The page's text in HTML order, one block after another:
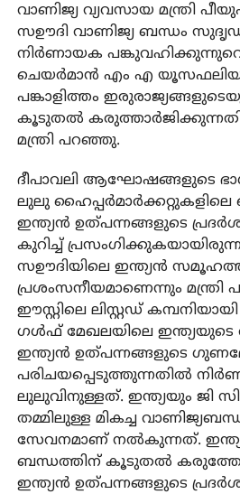
വാണിജ്യ വ്യവസായ മന്ത്രി
സഊദി വാണിജ്യ ബന്ധം
നിര്‍ണായക
ചെയര്‍മാന്‍ എം എ
പങ്കാളിത്തം
കൂടുതല്‍
മന്ത്രി പറഞ്ഞു.
ദീപാവലി ആഘോഷങ്ങളുടെ
ലുലു ഹൈപ്പര്‍മാര്‍ക്കറ്റുകളിലെ
ഇന്ത്യന്‍ ഉത്പന്നങ്ങളുടെ
കുറിച്ച് പ്രസംഗിക്കുകയായിരുന്നു
സഊദിയിലെ ഇന്ത്യന്‍
പ്രശംസനീയമാണെന്നും
ഈസ്റ്റിലെ ലിസ്റ്റഡ്
ഗള്‍ഫ് മേഖലയിലെ ഇന്ത്യയുടെ
ഇന്ത്യന്‍ ഉത്പന്നങ്ങളുടെ
പരിചയപ്പെടുത്തുന്നതില്‍
ലുലുവിനുള്ളത്. ഇന്ത്യയും ജി സി
തമ്മിലുള്ള മികച്ച
സേവനമാണ് നല്‍കുന്നത്.
ബന്ധത്തിന് കൂടുതല്‍
ഇന്ത്യന്‍ ഉത്പന്നങ്ങളുടെ